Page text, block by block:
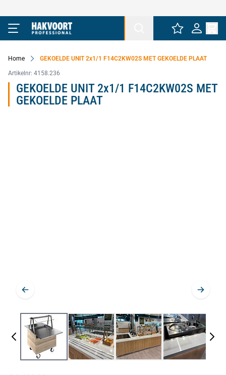
Ga naar de inhoud
Home GEKOELDE UNIT 2x1/1 F14C2KW02S MET GEKOELDE PLAAT
Artikelnr: 4158.236
GEKOELDE UNIT 2x1/1 F14C2KW02S MET
GEKOELDE PLAAT